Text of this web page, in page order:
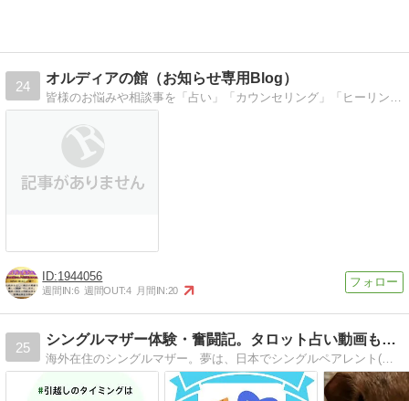
24
オルディアの館（お知らせ専用Blog）
1944056
週間IN:6 週間OUT:4 月間IN:20
25
シングルマザー体験・奮闘記。タロット占い動画も配信中。
海外在住のシングルマザー。夢は、日本でシングルペアレント(片親家庭)と子供達をサポートする、NPOを起ち上げること。占いチャンネル https://www.youtube.com/@aitaro_t も宜しくね